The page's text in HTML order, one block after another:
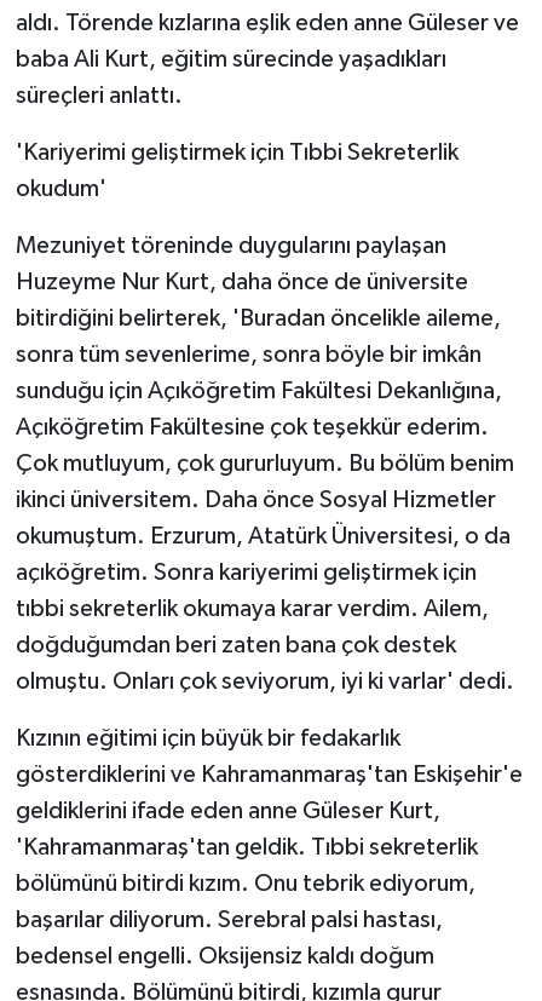
aldı. Törende kızlarına eşlik eden anne Güleser ve
baba Ali Kurt, eğitim sürecinde yaşadıkları
süreçleri anlattı.
'Kariyerimi geliştirmek için Tıbbi Sekreterlik
okudum'
Mezuniyet töreninde duygularını paylaşan
Huzeyme Nur Kurt, daha önce de üniversite
bitirdiğini belirterek, 'Buradan öncelikle aileme,
sonra tüm sevenlerime, sonra böyle bir imkân
sunduğu için Açıköğretim Fakültesi Dekanlığına,
Açıköğretim Fakültesine çok teşekkür ederim.
Çok mutluyum, çok gururluyum. Bu bölüm benim
ikinci üniversitem. Daha önce Sosyal Hizmetler
okumuştum. Erzurum, Atatürk Üniversitesi, o da
açıköğretim. Sonra kariyerimi geliştirmek için
tıbbi sekreterlik okumaya karar verdim. Ailem,
doğduğumdan beri zaten bana çok destek
olmuştu. Onları çok seviyorum, iyi ki varlar' dedi.
Kızının eğitimi için büyük bir fedakarlık
gösterdiklerini ve Kahramanmaraş'tan Eskişehir'e
geldiklerini ifade eden anne Güleser Kurt,
'Kahramanmaraş'tan geldik. Tıbbi sekreterlik
bölümünü bitirdi kızım. Onu tebrik ediyorum,
başarılar diliyorum. Serebral palsi hastası,
bedensel engelli. Oksijensiz kaldı doğum
esnasında. Bölümünü bitirdi, kızımla gurur